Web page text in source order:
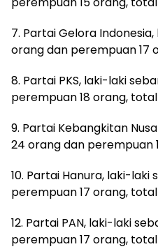
7. Partai Gelora
orang dan perempuan 17
8. Partai PKS, laki-laki
perempuan 18 orang,
9. Partai Kebangkitan
24 orang dan perempuan
10. Partai Hanura, laki-laki
perempuan 17 orang,
12. Partai PAN, laki-laki
perempuan 17 orang,